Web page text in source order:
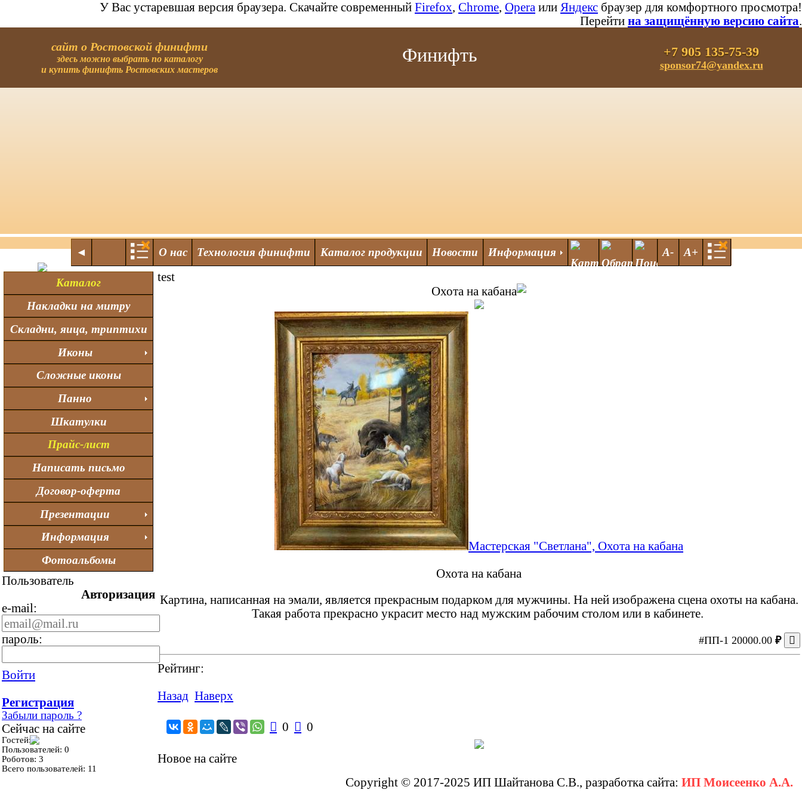
У Вас устаревшая версия браузера. Скачайте современный Firefox, Chrome, Opera или Яндекс браузер для комфортного просмотра!
Перейти на защищённую версию сайта.
сайт о Ростовской финифти
здесь можно выбрать по каталогу
и купить финифть Ростовских мастеров
Финифть +7 905 135-75-39
sponsor74@yandex.ru
◄ О нас Технология финифти Каталог продукции Новости Информация А- А+
Каталог
Накладки на митру
Складни, яица, триптихи
Иконы
Сложные иконы
Панно
Шкатулки
Прайс-лист
Написать письмо
Договор-оферта
Презентации
Информация
Фотоальбомы
Пользователь
Авторизация
e-mail:
пароль:
Войти
Регистрация
Забыли пароль ?
Сейчас на сайте
Гостей: 1
Пользователей: 0
Роботов: 3
Всего пользователей: 11
test
Охота на кабана
Мастерская "Светлана", Охота на кабана
Охота на кабана
Картина, написанная на эмали, является прекрасным подарком для мужчины. На ней изображена сцена охоты на кабана.
Такая работа прекрасно украсит место над мужским рабочим столом или в кабинете.
#ПП-1 20000.00 ₽ 
Рейтинг:
Назад Наверх
 0  0
Новое на сайте
Copyright © 2017-2025 ИП Шайтанова С.В., разработка сайта: ИП Моисеенко А.А.